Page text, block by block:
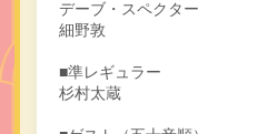
デーブ・スペクター
細野敦
■準レギュラー
杉村太蔵